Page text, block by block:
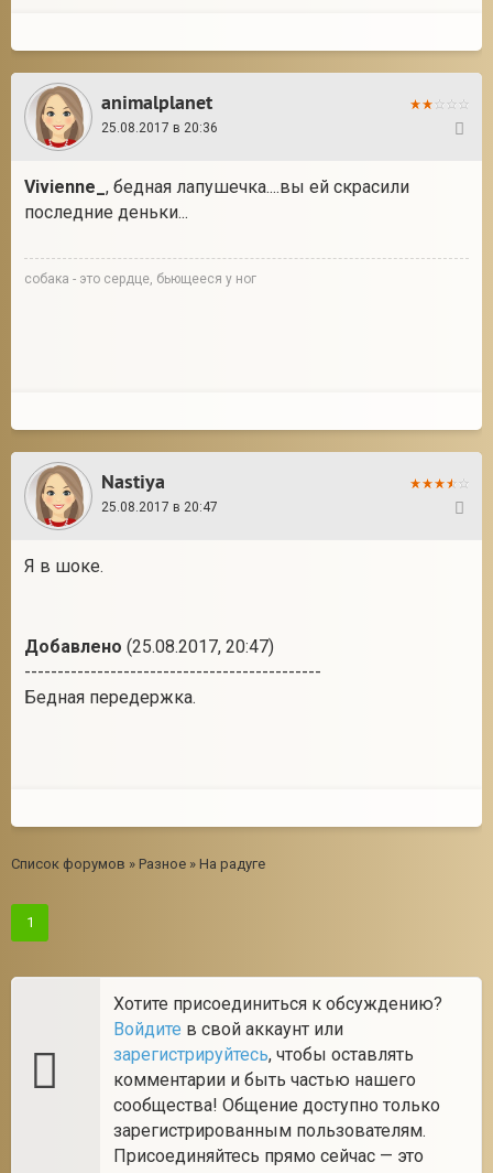
animalplanet
25.08.2017 в 20:36
Vivienne_ , бедная лапушечка....вы ей скрасили
последние деньки...
собака - это сердце, бьющееся у ног
Nastiya
25.08.2017 в 20:47
Я в шоке.
Добавлено (25.08.2017, 20:47)
---------------------------------------------
Бедная передержка.
Список форумов » Разное » На радуге
1
Хотите присоединиться к обсуждению?
Войдите в свой аккаунт или
зарегистрируйтесь, чтобы оставлять
комментарии и быть частью нашего
сообщества! Общение доступно только
зарегистрированным пользователям.
Присоединяйтесь прямо сейчас — это